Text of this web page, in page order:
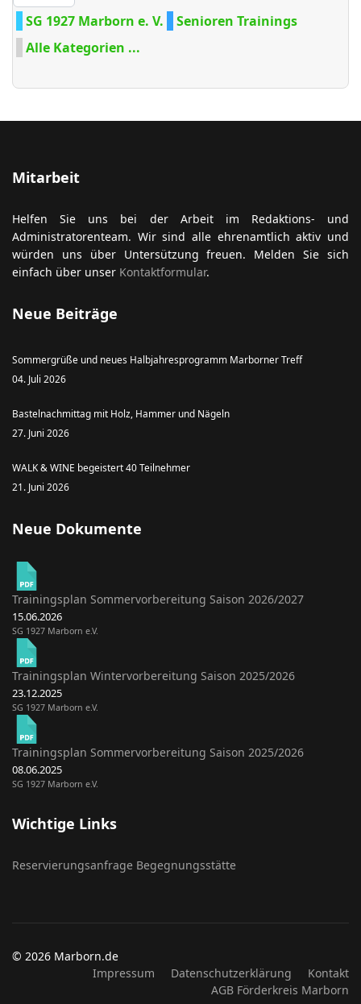
SG 1927 Marborn e. V.
Senioren Trainings
Alle Kategorien ...
Mitarbeit
Helfen Sie uns bei der Arbeit im Redaktions- und
Administratorenteam. Wir sind alle ehrenamtlich aktiv und
würden uns über Untersützung freuen. Melden Sie sich
einfach über unser Kontaktformular.
Neue Beiträge
Sommergrüße und neues Halbjahresprogramm Marborner Treff
04. Juli 2026
Bastelnachmittag mit Holz, Hammer und Nägeln
27. Juni 2026
WALK & WINE begeistert 40 Teilnehmer
21. Juni 2026
Neue Dokumente
Trainingsplan Sommervorbereitung Saison 2026/2027
15.06.2026
SG 1927 Marborn e.V.
Trainingsplan Wintervorbereitung Saison 2025/2026
23.12.2025
SG 1927 Marborn e.V.
Trainingsplan Sommervorbereitung Saison 2025/2026
08.06.2025
SG 1927 Marborn e.V.
Wichtige Links
Reservierungsanfrage Begegnungsstätte
© 2026 Marborn.de
Impressum
Datenschutzerklärung
Kontakt
AGB Förderkreis Marborn